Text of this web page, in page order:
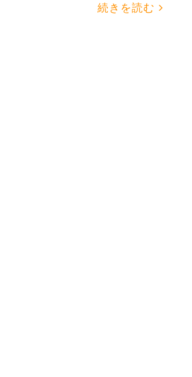
続きを読む